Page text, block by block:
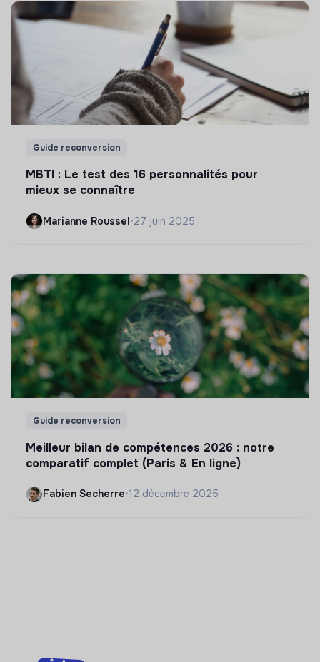
Guide reconversion
MBTI : Le test des 16 personnalités pour
mieux se connaître
Marianne Roussel•27 juin 2025
Guide reconversion
Meilleur bilan de compétences 2026 : notre
comparatif complet (Paris & En ligne)
Fabien Secherre•12 décembre 2025